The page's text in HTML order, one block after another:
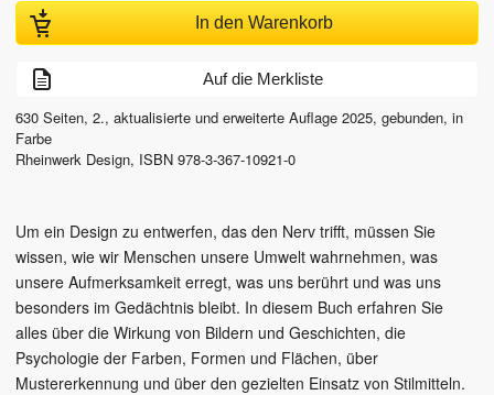
In den Warenkorb
Auf die Merkliste
630 Seiten, 2., aktualisierte und erweiterte Auflage 2025, gebunden, in
Farbe
Rheinwerk Design, ISBN 978-3-367-10921-0
Um ein Design zu entwerfen, das den Nerv trifft, müssen Sie
wissen, wie wir Menschen unsere Umwelt wahrnehmen, was
unsere Aufmerksamkeit erregt, was uns berührt und was uns
besonders im Gedächtnis bleibt. In diesem Buch erfahren Sie
alles über die Wirkung von Bildern und Geschichten, die
Psychologie der Farben, Formen und Flächen, über
Mustererkennung und über den gezielten Einsatz von Stilmitteln.